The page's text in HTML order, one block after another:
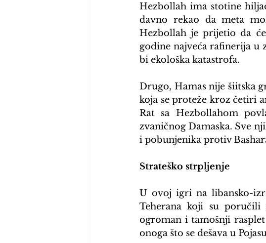
Hezbollah ima stotine
davno rekao da meta
Hezbollah je prijetio da
godine najveća rafinerija u
bi ekološka katastrofa.
Drugo, Hamas nije šiitska
koja se proteže kroz četiri
Rat sa Hezbollahom
zvaničnog Damaska. Sve
i pobunjenika protiv
Strateško strpljenje
U ovoj igri na libansko-
Teherana koji su
ogroman i tamošnji
onoga što se dešava u